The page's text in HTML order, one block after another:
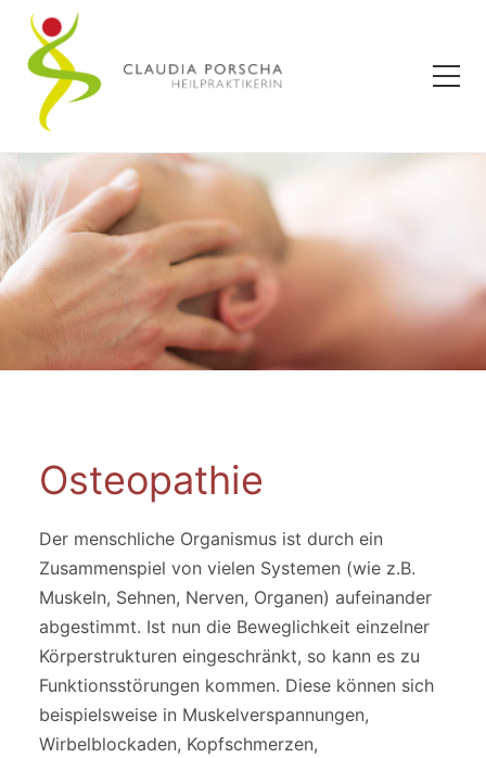
Osteopathie
Der menschliche Organismus ist durch ein
Zusammenspiel von vielen Systemen (wie z.B.
Muskeln, Sehnen, Nerven, Organen) aufeinander
abgestimmt. Ist nun die Beweglichkeit einzelner
Körperstrukturen eingeschränkt, so kann es zu
Funktionsstörungen kommen. Diese können sich
beispielsweise in Muskelverspannungen,
Wirbelblockaden, Kopfschmerzen,